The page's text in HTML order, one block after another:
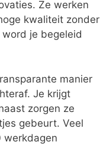
Ze werken
kwaliteit zonder
je begeleid
manier
Je krijgt
zorgen ze
gebeurt. Veel
werkdagen